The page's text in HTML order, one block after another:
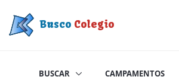
Busco Colegio
BUSCAR CAMPAMENTOS